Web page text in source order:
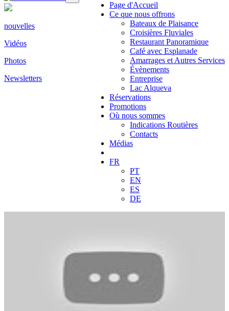
Page d'Accueil
Ce que nous offrons
Bateaux de Plaisance
Croisières Fluviales
Restaurant Panoramique
Café avec Esplanade
Amarrages et Autres Services
Évènements
Entreprise
Lac Alqueva
Réservations
Promotions
Où nous sommes
Indications Routières
Contacts
Médias
FR
PT
EN
ES
DE
nouvelles
Vidéos
Photos
Newsletters